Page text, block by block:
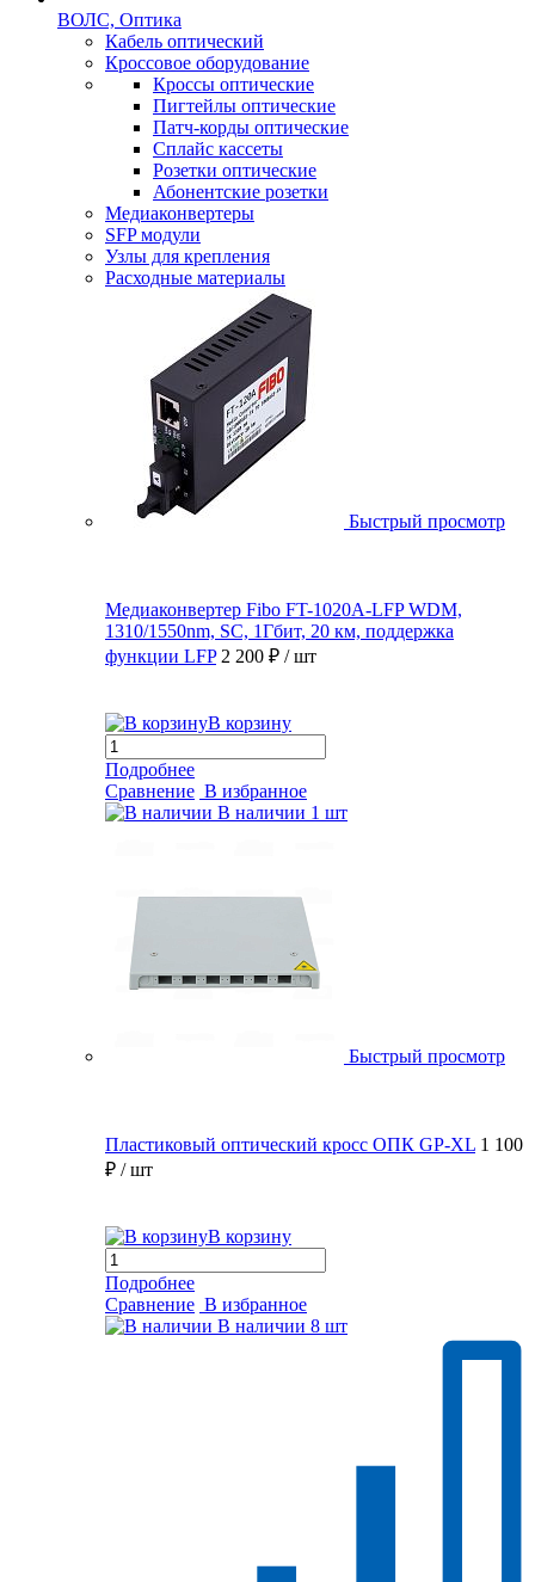
ВОЛС, Оптика
Кабель оптический
Кроссовое оборудование
Кроссы оптические
Пигтейлы оптические
Патч-корды оптические
Сплайс кассеты
Розетки оптические
Абонентские розетки
Медиаконвертеры
SFP модули
Узлы для крепления
Расходные материалы
Быстрый просмотр
Медиаконвертер Fibo FT-1020A-LFP WDM,
1310/1550nm, SC, 1Гбит, 20 км, поддержка
функции LFP 2 200 ₽ / шт
В корзину
Подробнее
Сравнение В избранное
В наличии 1 шт
Быстрый просмотр
Пластиковый оптический кросс ОПК GP-XL 1 100
₽ / шт
В корзину
Подробнее
Сравнение В избранное
В наличии 8 шт